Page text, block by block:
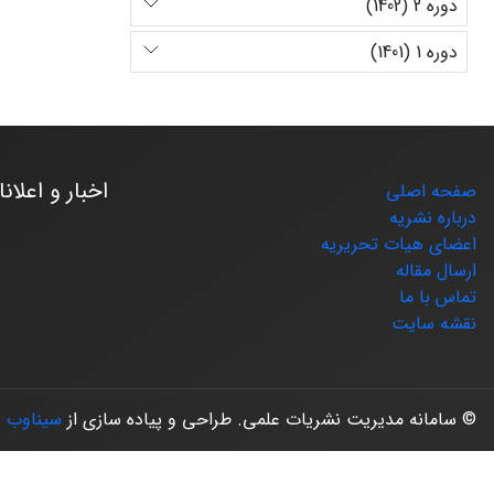
دوره 2 (1402)
دوره 1 (1401)
صفحه اصلی
درباره نشریه
اعضای هیات تحریریه
ارسال مقاله
تماس با ما
نقشه سایت
اخبار و
© سامانه مدیریت نشریات علمی. طراحی و پیاده سازی از سیناوب